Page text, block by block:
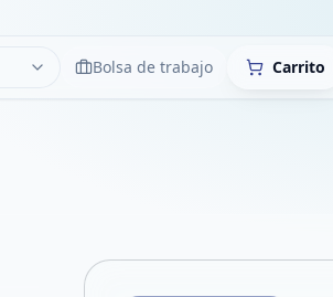
LimpiarBolsa de trabajo Carrito
Compartir producto
Compartir por WhatsApp